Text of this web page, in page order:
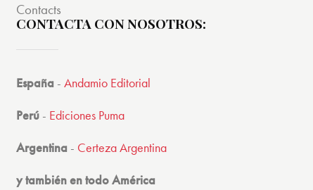
Contacts
CONTACTA CON NOSOTROS:
España - Andamio Editorial
Perú - Ediciones Puma
Argentina - Certeza Argentina
y también en todo América